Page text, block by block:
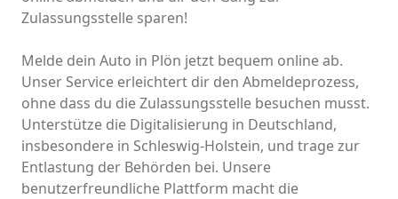
Zulassungsstelle sparen!
Melde dein Auto in Plön jetzt bequem online ab.
Unser Service erleichtert dir den Abmeldeprozess,
ohne dass du die Zulassungsstelle besuchen musst.
Unterstütze die Digitalisierung in Deutschland,
insbesondere in Schleswig-Holstein, und trage zur
Entlastung der Behörden bei. Unsere
benutzerfreundliche Plattform macht die